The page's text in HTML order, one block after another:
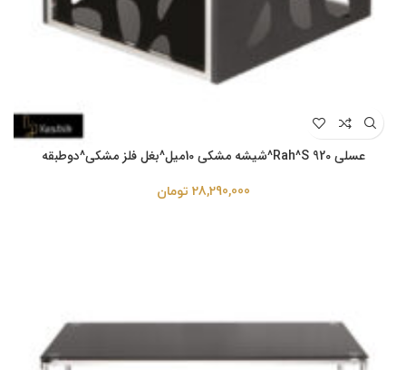
عسلی Rah^S 920^شیشه مشکی 10میل^بغل فلز مشکی^دوطبقه
28,290,000 تومان